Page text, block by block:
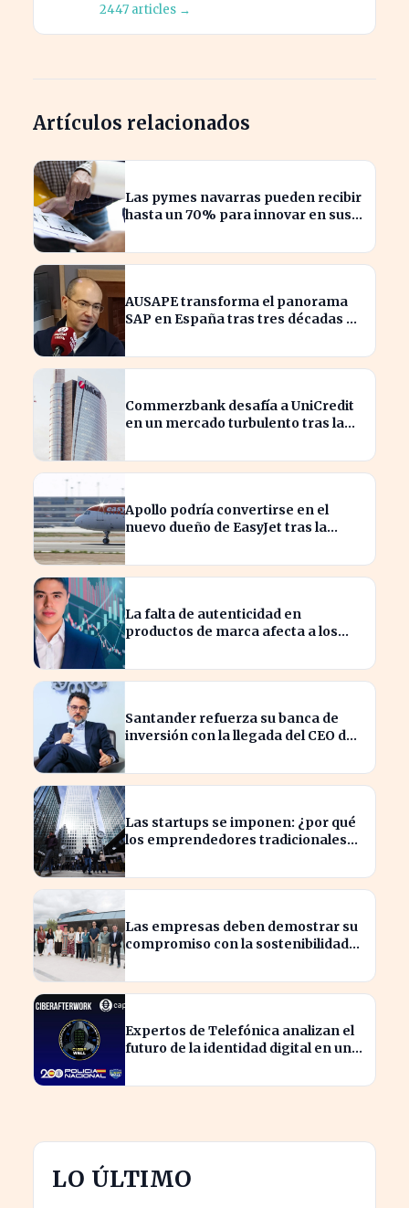
2447 articles →
Artículos relacionados
Las pymes navarras pueden recibir
hasta un 70% para innovar en sus
AUSAPE transforma el panorama
SAP en España tras tres décadas de
Commerzbank desafía a UniCredit
en un mercado turbulento tras la
Apollo podría convertirse en el
nuevo dueño de EasyJet tras la
La falta de autenticidad en
productos de marca afecta a los
Santander refuerza su banca de
inversión con la llegada del CEO de
Las startups se imponen: ¿por qué
los emprendedores tradicionales
Las empresas deben demostrar su
compromiso con la sostenibilidad
Expertos de Telefónica analizan el
futuro de la identidad digital en un
LO ÚLTIMO